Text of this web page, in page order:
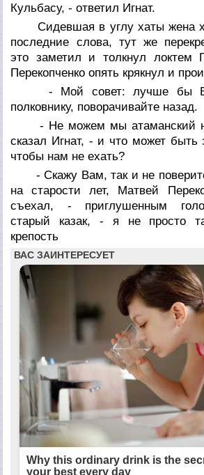
Кульбасу, - ответил Игнат.
Сидевшая в углу хаты жена
последние слова, тут же
это заметил и толкнул локтем
Перекопченко опять крякнул и
- Мой совет: лучше бы
полковнику, поворачивайте назад.
- Не можем мы атаманский
сказал Игнат, - и что может быть
чтобы нам не ехать?
- Скажу Вам, так и не
на старости лет, Матвей
съехал, - приглушенным
старый казак, - я не просто
крепость